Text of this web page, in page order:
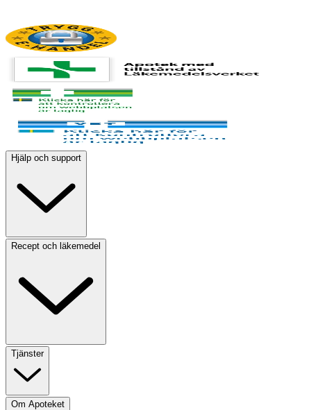
Hjälp och support
Recept och läkemedel
Tjänster
Om Apoteket